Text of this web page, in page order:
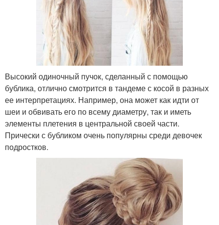
Высокий одиночный пучок, сделанный с помощью
бублика, отлично смотрится в тандеме с косой в разных
ее интерпретациях. Например, она может как идти от
шеи и обвивать его по всему диаметру, так и иметь
элементы плетения в центральной своей части.
Прически с бубликом очень популярны среди девочек
подростков.